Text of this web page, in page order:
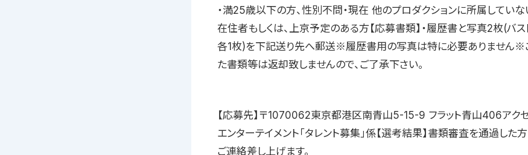
・満25歳以下の方、性別不問・現在 他のプロダクションに所属してい
在住者もしくは、上京予定のある方【応募書類】・履歴書と写真2枚(バス
各1枚)を下記送り先へ郵送※履歴書用の写真は特に必要ありません※
た書類等は返却致しませんので、ご了承下さい。
【応募先】〒1070062東京都港区南青山5-15-9 フラット青山406アク
エンターテイメント「タレント募集」係【選考結果】書類審査を通過した
ご連絡差し上げます。